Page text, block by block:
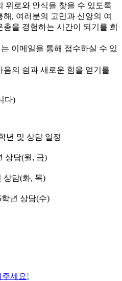
위로와 안식을 찾을 수 있도록
, 여러분의 고민과 신앙의 여
을 경험하는 시간이 되기를 희
이메일을 통해 접수하실 수 있
음의 쉼과 새로운 힘을 얻기를
다)
년 및 상담 일정
상담(월, 금)
상담(화, 목)
학년 상담(수)
세요!